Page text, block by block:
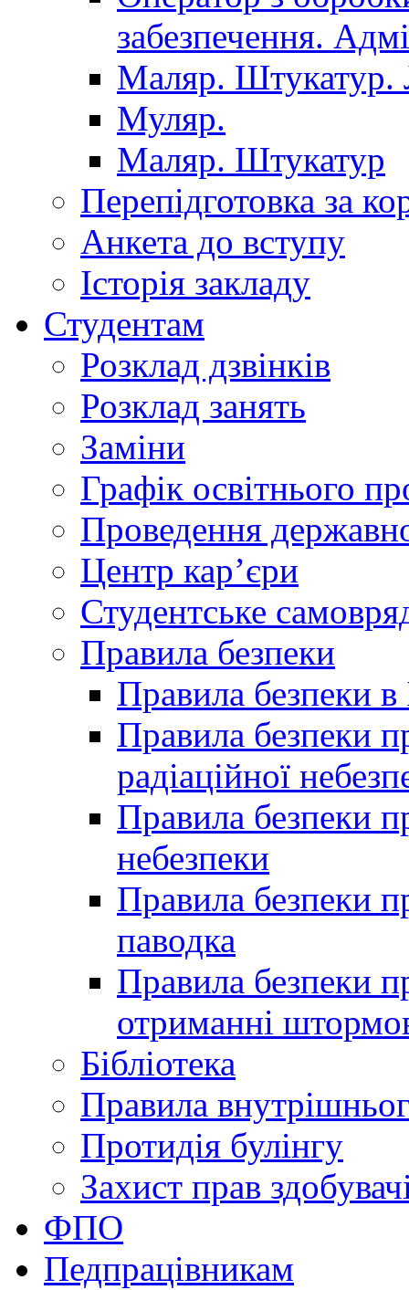
забезпечення.
Маляр. Штукатур.
Муляр.
Маляр. Штукатур
Перепідготовка за
Анкета до вступу
Історія закладу
Студентам
Розклад дзвінків
Розклад занять
Заміни
Графік освітнього
Проведення
Центр кар’єри
Студентське
Правила безпеки
Правила безпеки в
Правила безпеки
радіаційної
Правила безпеки
небезпеки
Правила безпеки
паводка
Правила безпеки
отриманні
Бібліотека
Правила
Протидія булінгу
Захист прав
ФПО
Педпрацівникам